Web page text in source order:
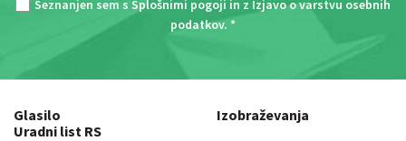
Seznanjen sem s Splošnimi pogoji in z Izjavo o varstvu osebnih
podatkov. *
Glasilo
Uradni list RS
Izobraževanja